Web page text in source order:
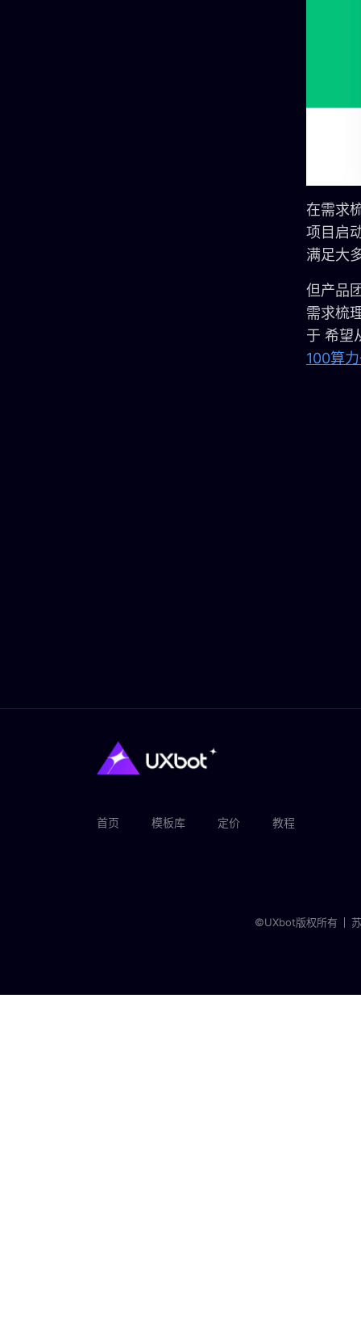
在需求
项目启
满足大
但产品
需求梳
于 希望
100算
首页 模板库 定价 教程
©UXbot版权所有